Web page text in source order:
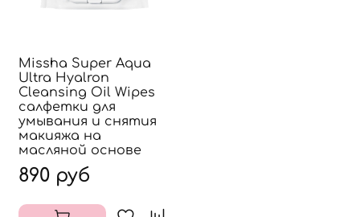
Missha Super Aqua
Ultra Hyalron
Cleansing Oil Wipes
салфетки для
умывания и снятия
макияжа на
масляной основе
890 руб